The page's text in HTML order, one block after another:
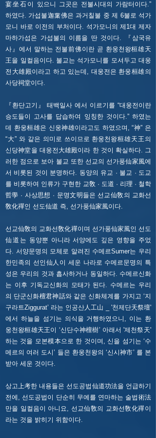
宴坐石이 있으니 그곳은 전불시대의 가람터이다.”
하였다. 가섭불迦葉佛은 과거칠불 중 제 6불로 석가
모니 바로 이전의 부처이다. 석가모니의 제1대 제자
마하가섭은 가섭불의 이름을 딴 것이다. 『삼국유
사』에서 말하는 전불前佛이란 곧 환웅천왕桓雄天
王을 일컬음이다. 불교는 석가모니를 모셔두고 대웅
전大雄殿이라고 하고 있는데, 대웅전은 환웅桓雄의
사당祠堂이다.
『환단고기』 태백일사 에서 이르기를 “대웅전이란
승도들이 고사를 답습하여 잉칭한 것이다.” 하였는
데 환웅桓雄은 신웅神雄이라고도 하였으며, “神” 은
“大” 와 같은 의미로 쓰이므로 환웅천왕桓雄天王의
신당神堂을 대웅전大雄殿이라 한 것이 확실하다. 그
러한 점으로 보아 불교 또한 선교의 선가풍仙家風에
서 비롯된 것이 분명하다. 동양의 유교 · 불교 · 도교
를 비롯하여 인류가 구현한 교敎 · 도道 · 리理 · 철학
哲學 · 사상思想 · 문명文明들은 선교仙敎의 교화선
敎化禪인 선도仙道 즉, 선가풍仙家風이다.
선교仙敎의 교화선敎化禪이며 선가풍仙家風인 선도
仙道는 동양뿐 아니라 서양에도 깊은 영향을 주었
다. 서양문명의 모체로 알려진 수메르Sumer는 우리
한민족의 선인仙人이 세운 나라로 수메르문명의 특
성은 우리의 것과 흡사하거나 동일하다. 수메르신화
는 이후 기독교신화의 모태가 된다. 수메르는 우리
의 단군신화檀君神話와 같은 신화체계를 가지고 ‘지
구라트Ziggurat’ 라는 인공산人工山 _ '천제단天祭壇'
에서 하늘을 섬기는 의식을 거행하였으니, 이는 환
웅천왕桓雄天王이 ‘신단수神檀樹’ 아래서 '제천祭天'
하는 것을 모본模本으로 한 것이며, 신을 섬기는 ‘수
메르의 여러 도시’ 들은 환웅천왕의 ‘신시神市’ 를 본
받아 세운 것이다.
상고上考한 내용들은 선도공법仙道功法을 언급하기
전에, 선도공법이 단순히 무예를 연마하는 술법術法
만을 일컬음이 아니요, 선교仙敎의 교화선敎化禪이
라는 것을 밝히기 위함이다.